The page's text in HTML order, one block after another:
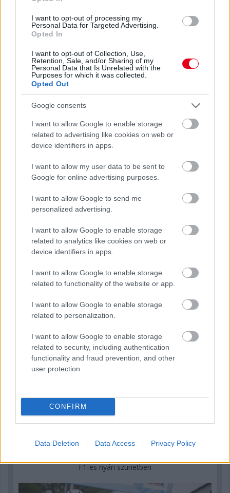
I want to opt-out of processing my
Personal Data for Targeted Advertising.
Opted In
I want to opt-out of Collection, Use,
Retention, Sale, and/or Sharing of my
Personal Data that Is Unrelated with the
Purposes for which it was collected.
Opted Out
Google consents
I want to allow Google to enable storage
related to advertising like cookies on web or
device identifiers in apps.
I want to allow my user data to be sent to
Google for online advertising purposes.
I want to allow Google to send me
personalized advertising.
I want to allow Google to enable storage
related to analytics like cookies on web or
device identifiers in apps.
I want to allow Google to enable storage
related to functionality of the website or app.
I want to allow Google to enable storage
related to personalization.
I want to allow Google to enable storage
related to security, including authentication
functionality and fraud prevention, and other
user protection.
CONFIRM
Data Deletion Data Access Privacy Policy
3 órája
Sajtó: Az Aston Martintól érkezik Lambiase utódja a Red
8 órája
második negyedévben
11 órája
F1-es nyári szünetben